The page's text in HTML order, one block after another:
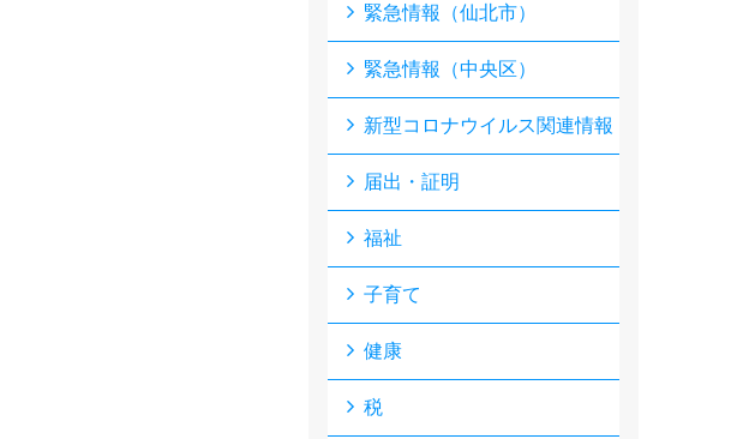
緊急情報（仙北市）
緊急情報（中央区）
新型コロナウイルス関連情報
届出・証明
福祉
子育て
健康
税